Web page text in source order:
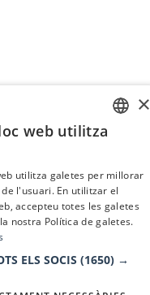
×
web utilitza
utilitza galetes per millorar
l'usuari. En utilitzar el
accepteu totes les galetes
nostra Política de galetes.
ELS SOCIS (1650) →